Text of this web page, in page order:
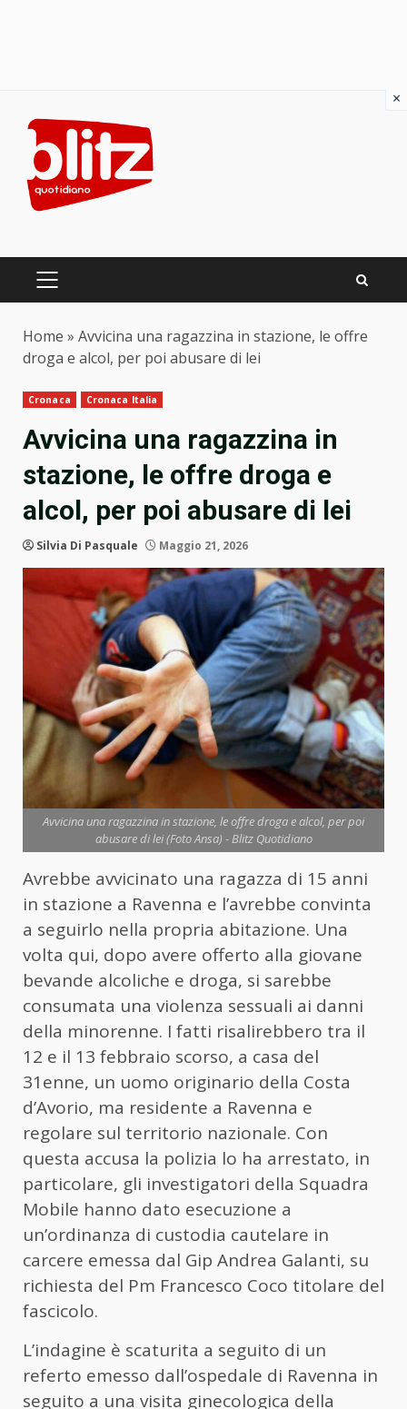
content
PRIMARY
Home » Avvicina una ragazzina in stazione, le offre
droga e alcol, per poi abusare di lei
Cronaca Cronaca Italia
Avvicina una ragazzina in
stazione, le offre droga e
alcol, per poi abusare di lei
Silvia Di Pasquale Maggio 21, 2026
Avvicina una ragazzina in stazione, le offre droga e alcol, per poi
abusare di lei (Foto Ansa) - Blitz Quotidiano
Avrebbe avvicinato una ragazza di 15 anni
in stazione a Ravenna e l’avrebbe convinta
a seguirlo nella propria abitazione. Una
volta qui, dopo avere offerto alla giovane
bevande alcoliche e droga, si sarebbe
consumata una violenza sessuali ai danni
della minorenne. I fatti risalirebbero tra il
12 e il 13 febbraio scorso, a casa del
31enne, un uomo originario della Costa
d’Avorio, ma residente a Ravenna e
regolare sul territorio nazionale. Con
questa accusa la polizia lo ha arrestato, in
particolare, gli investigatori della Squadra
Mobile hanno dato esecuzione a
un’ordinanza di custodia cautelare in
carcere emessa dal Gip Andrea Galanti, su
richiesta del Pm Francesco Coco titolare del
fascicolo.
L’indagine è scaturita a seguito di un
referto emesso dall’ospedale di Ravenna in
seguito a una visita ginecologica della
×